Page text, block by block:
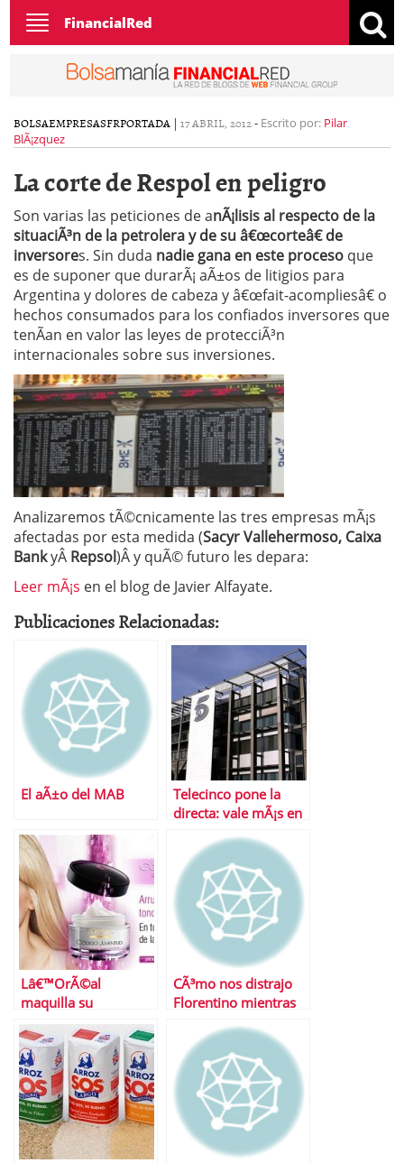
Toggle
navigation
FinancialRed
BOLSAEMPRESASFRPORTADA | 17 ABRIL, 2012- Escrito por: Pilar
BlÃ¡zquez
La corte de Respol en peligro
Son varias las peticiones de anÃ¡lisis al respecto de la
situaciÃ³n de la petrolera y de su â€œcorteâ€ de
inversores. Sin duda nadie gana en este proceso que
es de suponer que durarÃ¡ aÃ±os de litigios para
Argentina y dolores de cabeza y â€œfait-acompliesâ€ o
hechos consumados para los confiados inversores que
tenÃ­an en valor las leyes de protecciÃ³n
internacionales sobre sus inversiones.
Analizaremos tÃ©cnicamente las tres empresas mÃ¡s
afectadas por esta medida (Sacyr Vallehermoso, Caixa
BankyÂ Repsol)Â y quÃ© futuro les depara:
Leer mÃ¡s en el blog de Javier Alfayate.
Publicaciones Relacionadas:
El aÃ±o del MAB
Telecinco pone la
directa: vale mÃ¡s en
Prisa y Vocento
juntos
Lâ€™OrÃ©al
maquilla su
escÃ¡ndalo con la
inmunidad del
mercado
CÃ³mo nos distrajo
Florentino mientras
empresa alemana